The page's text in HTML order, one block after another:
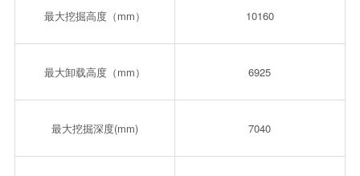
最大挖掘高度（mm） 10160
最大卸载高度（mm） 6925
最大挖掘深度(mm) 7040